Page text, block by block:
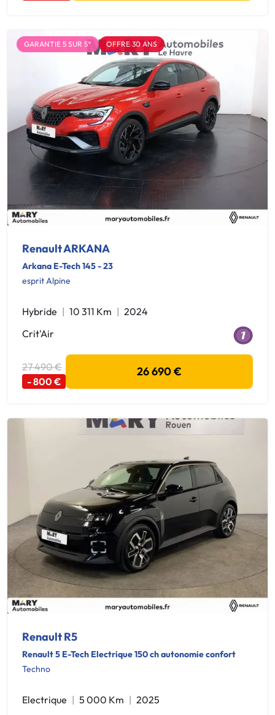
GARANTIE 5 SUR 5* OFFRE 30 ANS
Renault ARKANA
Arkana E-Tech 145 - 23
esprit Alpine
Hybride 10 311 Km
2024
Crit'Air
27 490 €
- 800 €
26 690 €
Renault R5
Renault 5 E-Tech Electrique 150 ch autonomie confort
Techno
Electrique 5 000 Km
2025